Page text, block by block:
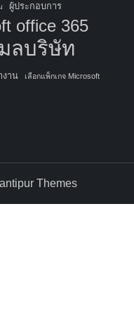
ผู้ประกอบการ
office 365
ลบริษัท
งาน เลือกแพ็กเกจ Microsoft
Themes